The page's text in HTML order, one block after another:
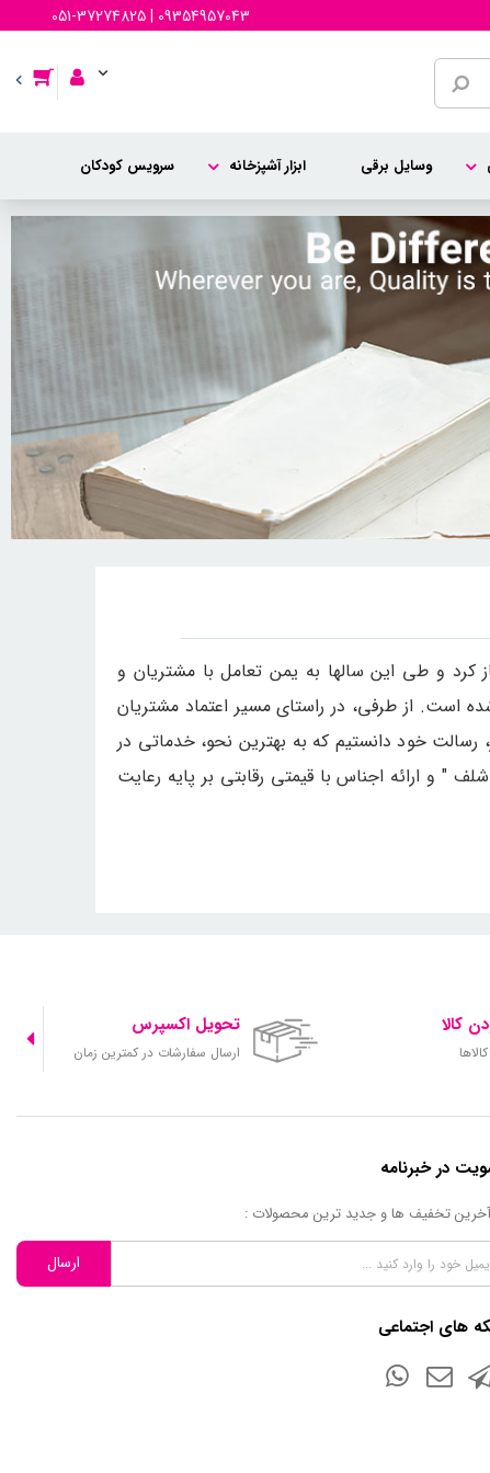
051-37274825 | 09354957043
وسایل برقی ابزار آشپزخانه سرویس کودکان
و رستوران آغاز کرد و طی این سالها به یمن تعامل با مشتریان و
است. از طرفی، در راستای مسیر اعتماد مشتریان
خود دانستیم که به بهترین نحو، خدماتی در
" و ارائه اجناس با قیمتی رقابتی بر پایه رعایت
کالا تحویل اکسپرس
ارسال سفارشات در کمترین زمان
در خبرنامه
آخرین تخفیف ها و جدید ترین محصولات :
ارسال
های اجتماعی